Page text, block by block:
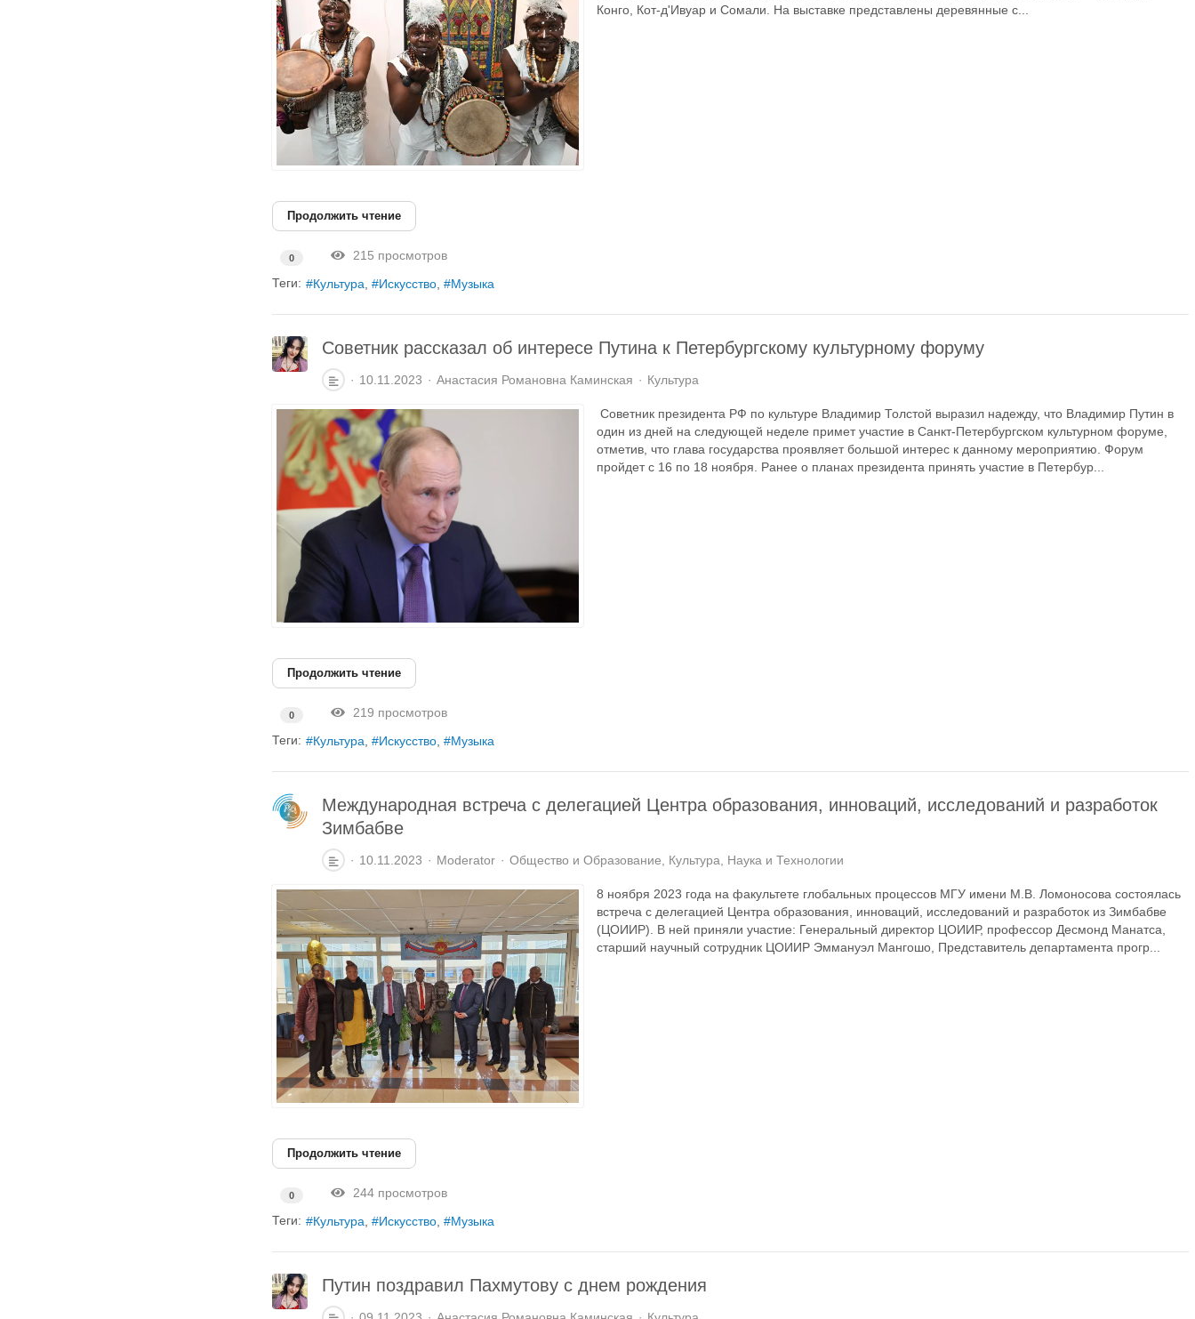
Конго, Кот-д'Ивуар и Сомали. На выставке представлены деревянные с...
Продолжить чтение
0
215 просмотров
Теги:
Культура Искусство Музыка
Советник рассказал об интересе Путина к Петербургскому культурному форуму
10.11.2023 Анастасия Романовна Каминская Культура
Советник президента РФ по культуре Владимир Толстой выразил надежду, что Владимир Путин в
один из дней на следующей неделе примет участие в Санкт-Петербургском культурном форуме,
отметив, что глава государства проявляет большой интерес к данному мероприятию. Форум
пройдет с 16 по 18 ноября. Ранее о планах президента принять участие в Петербур...
Продолжить чтение
0
219 просмотров
Теги:
Культура Искусство Музыка
Международная встреча с делегацией Центра образования, инноваций, исследований и разработок
Зимбабве
10.11.2023 Moderator Общество и Образование Культура Наука и Технологии
8 ноября 2023 года на факультете глобальных процессов МГУ имени М.В. Ломоносова состоялась
встреча с делегацией Центра образования, инноваций, исследований и разработок из Зимбабве
(ЦОИИР). В ней приняли участие: Генеральный директор ЦОИИР, профессор Десмонд Манатса,
старший научный сотрудник ЦОИИР Эммануэл Мангошо, Представитель департамента прогр...
Продолжить чтение
0
244 просмотров
Теги:
Культура Искусство Музыка
Путин поздравил Пахмутову с днем рождения